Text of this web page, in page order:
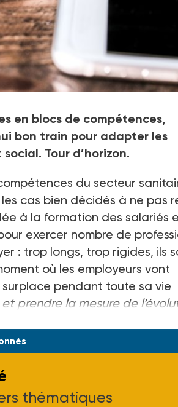
en blocs de compétences,
bon train pour adapter les
Tour d’horizon.
du secteur
cas bien décidés à ne pas
à la formation des salariés
exercer nombre de
: trop longs, trop rigides, ils
où les employeurs vont
surplace pendant toute sa vie
prendre la mesure de
thématiques